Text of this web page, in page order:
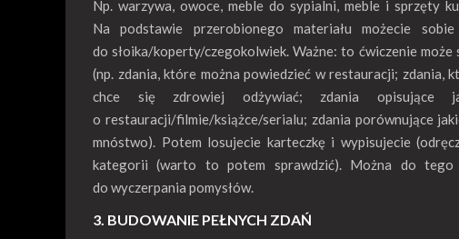
Np. warzywa, owoce, meble do sypialni, meble i sprzęty
Na podstawie przerobionego materiału możecie
do słoika/koperty/czegokolwiek. Ważne: to ćwiczenie
(np. zdania, które można powiedzieć w restauracji;
chce się zdrowiej odżywiać; zdania
o restauracji/filmie/książce/serialu; zdania porównujące
mnóstwo). Potem losujecie karteczkę i wypisujecie
kategorii (warto to potem sprawdzić). Można do tego
do wyczerpania pomysłów.
3. BUDOWANIE PEŁNYCH ZDAŃ